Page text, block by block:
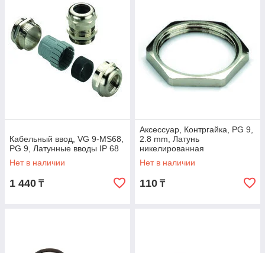
Кабельный ввод, VG 9-MS68,
PG 9, Латунные вводы IP 68
Нет в наличии
1 440 ₸
Аксессуар, Контргайка, PG 9,
2.8 mm, Латунь
никелированная
Нет в наличии
110 ₸